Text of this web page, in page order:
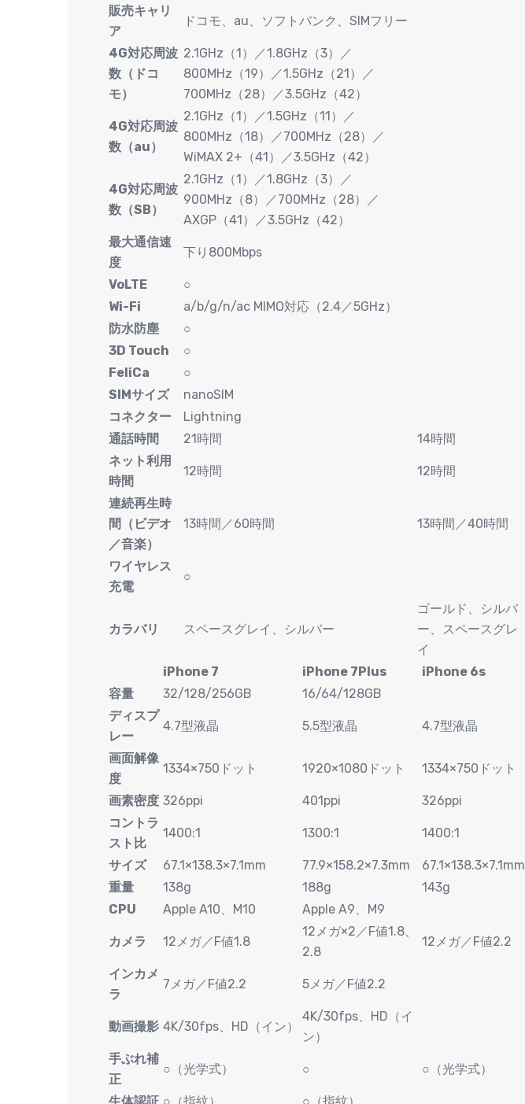
販売キャリ
ア
ドコモ、au、ソフトバンク、SIMフリー
4G対応周波
数（ドコ
モ）
2.1GHz（1）／1.8GHz（3）／
800MHz（19）／1.5GHz（21）／
700MHz（28）／3.5GHz（42）
4G対応周波
数（au）
2.1GHz（1）／1.5GHz（11）／
800MHz（18）／700MHz（28）／
WiMAX 2+（41）／3.5GHz（42）
4G対応周波
数（SB）
2.1GHz（1）／1.8GHz（3）／
900MHz（8）／700MHz（28）／
AXGP（41）／3.5GHz（42）
最大通信速
度
下り800Mbps
VoLTE
○
Wi-Fi
a/b/g/n/ac MIMO対応（2.4／5GHz）
防水防塵
○
3D Touch
○
FeliCa
○
SIMサイズ
nanoSIM
コネクター
Lightning
通話時間
21時間 14時間
ネット利用
時間
12時間 12時間
連続再生時
間（ビデオ
／音楽）
13時間／60時間 13時間／40時間
ワイヤレス
充電
○
カラバリ スペースグレイ、シルバー
ゴールド、シルバ
ー、スペースグレ
イ
iPhone 7
iPhone 7Plus iPhone 6s
容量
32/128/256GB
16/64/128GB
ディスプ
レー
4.7型液晶 5.5型液晶 4.7型液晶
画面解像
度
1334×750ドット 1920×1080ドット 1334×750ドット
画素密度 326ppi 401ppi 326ppi
コントラ
スト比
1400:1 1300:1 1400:1
サイズ 67.1×138.3×7.1mm 77.9×158.2×7.3mm 67.1×138.3×7.1mm
重量
138g 188g 143g
CPU
Apple A10、M10 Apple A9、M9
カメラ 12メガ／F値1.8
12メガ×2／F値1.8、
2.8
12メガ／F値2.2
インカメ
ラ
7メガ／F値2.2 5メガ／F値2.2
動画撮影 4K/30fps、HD（イン）
4K/30fps、HD（イ
ン）
手ぶれ補
正
○（光学式） ○ ○（光学式）